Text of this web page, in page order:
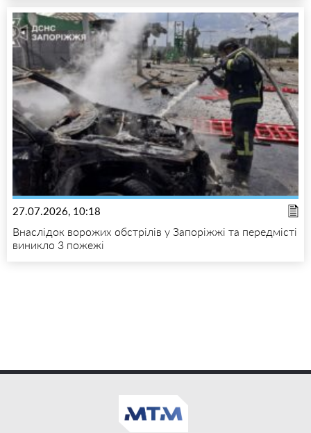
27.07.2026, 10:18
Внаслідок ворожих обстрілів у Запоріжжі та передмісті
виникло 3 пожежі